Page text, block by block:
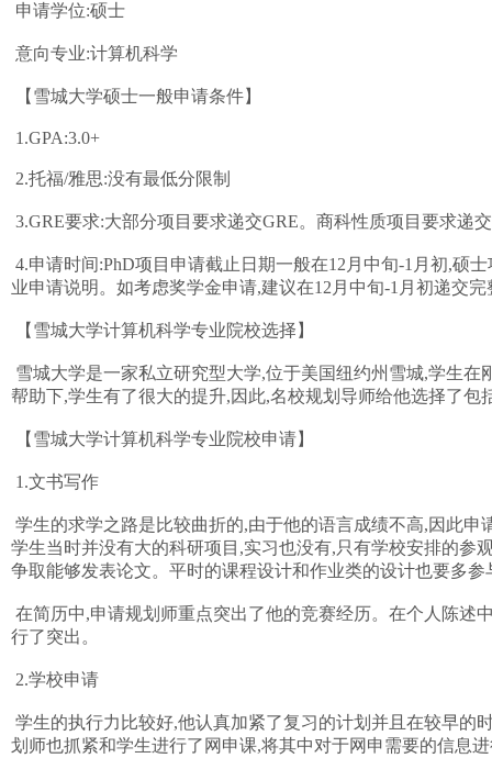
申请学位:硕士
意向专业:计算机科学
【雪城大学硕士一般申请条件】
1.GPA:3.0+
2.托福/雅思:没有最低分限制
3.GRE要求:大部分项目要求递交GRE。商科性质项目要求递
4.申请时间:PhD项目申请截止日期一般在12月中旬-1月初,硕
业申请说明。如考虑奖学金申请,建议在12月中旬-1月初递交
【雪城大学计算机科学专业院校选择】
雪城大学是一家私立研究型大学,位于美国纽约州雪城,学生
帮助下,学生有了很大的提升,因此,名校规划导师给他选择了包
【雪城大学计算机科学专业院校申请】
1.文书写作
学生的求学之路是比较曲折的,由于他的语言成绩不高,因此申
学生当时并没有大的科研项目,实习也没有,只有学校安排的参
争取能够发表论文。平时的课程设计和作业类的设计也要多
在简历中,申请规划师重点突出了他的竞赛经历。在个人陈述
行了突出。
2.学校申请
学生的执行力比较好,他认真加紧了复习的计划并且在较早的
划师也抓紧和学生进行了网申课,将其中对于网申需要的信息